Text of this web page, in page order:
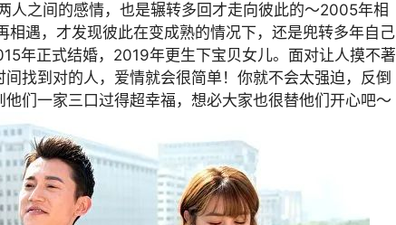
人之间的感情，也是辗转多回才走向彼此的～2005年相
遇，才发现彼此在变成熟的情况下，还是兜转多年自己
年正式结婚，2019年更生下宝贝女儿。面对让人摸不著
找到对的人，爱情就会很简单！你就不会太强迫，反倒
们一家三口过得超幸福，想必大家也很替他们开心吧～